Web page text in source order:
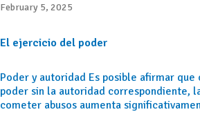
February 5, 2025
El ejercicio del poder
Poder y autoridad Es posible afirmar
poder sin la autoridad correspondiente,
cometer abusos aumenta